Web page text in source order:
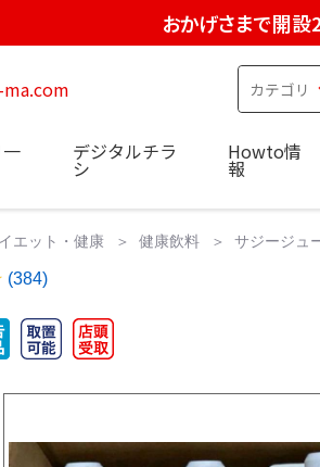
おかげさまで開設
デジタルチラ
シ
Howto情
報
エット・健康 健康飲料 サジージュ
(384)